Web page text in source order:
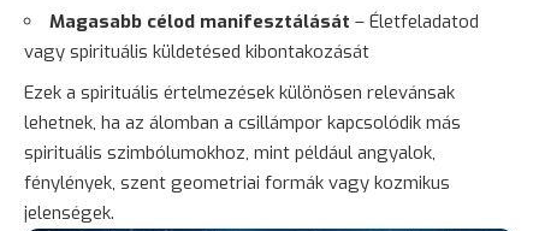
Magasabb célod manifesztálását – Életfeladatod
vagy spirituális küldetésed kibontakozását
Ezek a spirituális értelmezések különösen relevánsak
lehetnek, ha az álomban a csillámpor kapcsolódik más
spirituális szimbólumokhoz, mint például angyalok,
fénylények, szent geometriai formák vagy kozmikus
jelenségek.